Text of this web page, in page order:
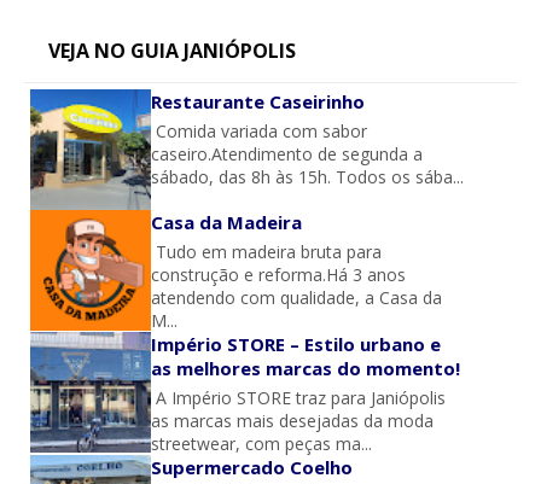
VEJA NO GUIA JANIÓPOLIS
Restaurante Caseirinho
Comida variada com sabor
caseiro.Atendimento de segunda a
sábado, das 8h às 15h. Todos os sába...
Casa da Madeira
Tudo em madeira bruta para
construção e reforma.Há 3 anos
atendendo com qualidade, a Casa da
M...
Império STORE – Estilo urbano e
as melhores marcas do momento!
A Império STORE traz para Janiópolis
as marcas mais desejadas da moda
streetwear, com peças ma...
Supermercado Coelho